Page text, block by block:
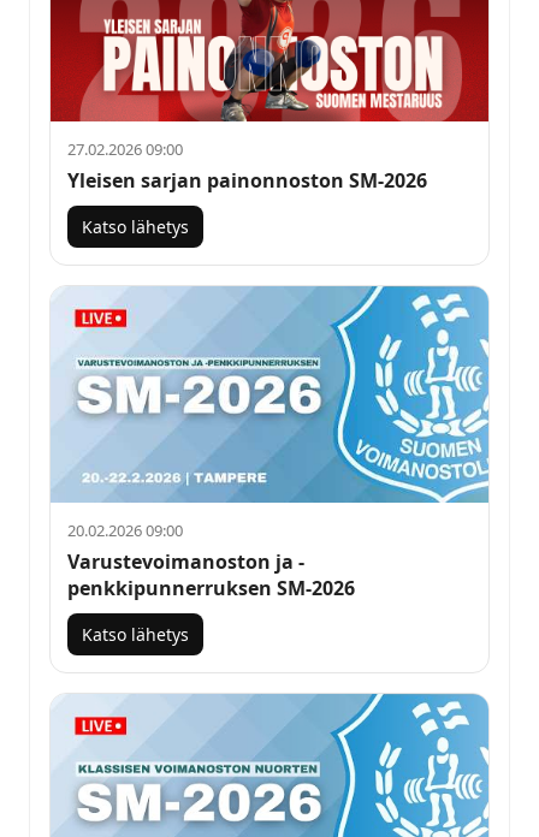
27.02.2026 09:00
Yleisen sarjan painonnoston SM-2026
Katso lähetys
20.02.2026 09:00
Varustevoimanoston ja -
penkkipunnerruksen SM-2026
Katso lähetys